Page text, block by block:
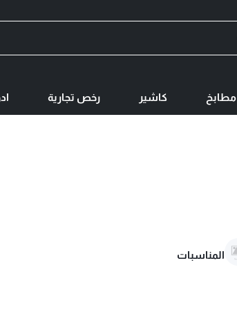
مطابخ كاشير رخص تجارية
المناسبات